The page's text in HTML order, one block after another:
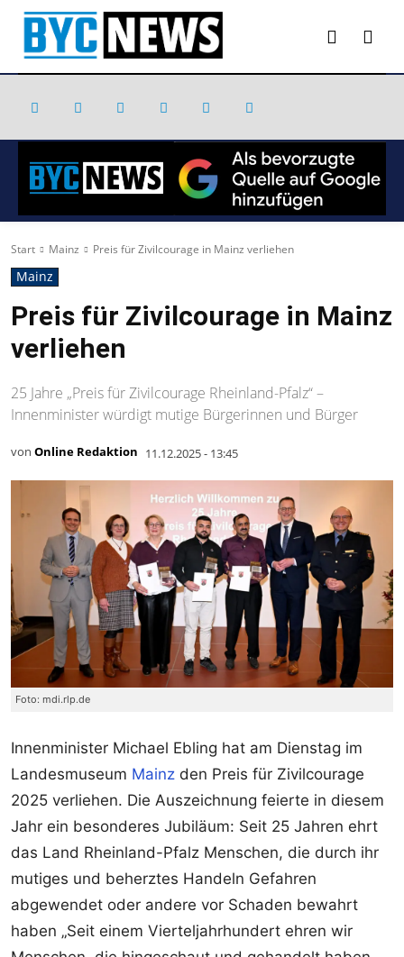
Start Mainz Preis für Zivilcourage in Mainz verliehen
Mainz
Preis für Zivilcourage in Mainz
verliehen
25 Jahre „Preis für Zivilcourage Rheinland-Pfalz“ –
Innenminister würdigt mutige Bürgerinnen und Bürger
von Online Redaktion 11.12.2025 - 13:45
Foto: mdi.rlp.de
Innenminister Michael Ebling hat am Dienstag im
Landesmuseum Mainz den Preis für Zivilcourage
2025 verliehen. Die Auszeichnung feierte in diesem
Jahr ein besonderes Jubiläum: Seit 25 Jahren ehrt
das Land Rheinland-Pfalz Menschen, die durch ihr
mutiges und beherztes Handeln Gefahren
abgewendet oder andere vor Schaden bewahrt
haben „Seit einem Vierteljahrhundert ehren wir